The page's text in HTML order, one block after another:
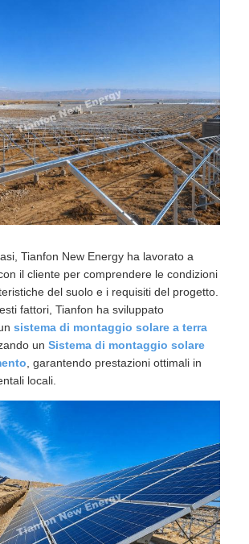
Tianfon New Energy ha lavorato a
il cliente per comprendere le condizioni
del suolo e i requisiti del progetto.
fattori, Tianfon ha sviluppato
sistema di montaggio solare a terra
un Sistema di montaggio solare
, garantendo prestazioni ottimali in
locali.